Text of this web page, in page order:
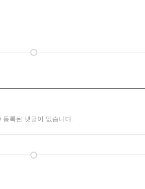
등록된 댓글이 없습니다.